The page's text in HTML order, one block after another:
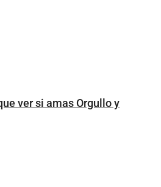
ver si amas Orgullo y